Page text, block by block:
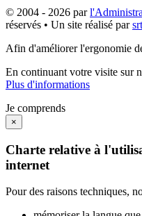
© 2004 - 2026 par
réservés • Un site réalisé par
Afin d'améliorer l'ergonomie
En continuant votre visite sur
Plus d'informations
Je comprends
×
Charte relative à
internet
Pour des raisons techniques,